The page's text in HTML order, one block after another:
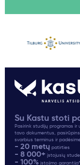
Su Kastu stoti
Pasirink studijų programas
tavo dokumentus,
svarbius terminus ir
- 20 metų patirties
- 8 000+ įstojusių
- 100% įstojimo garantija*